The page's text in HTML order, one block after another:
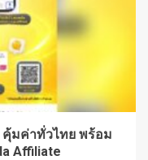
คุ้มค่าทั่วไทย พร้อม
Affiliate